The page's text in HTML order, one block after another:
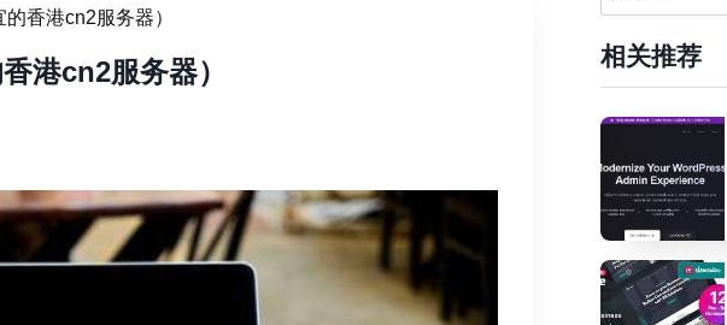
香港cn2服务器）
港cn2服务器）
索：
相关推荐